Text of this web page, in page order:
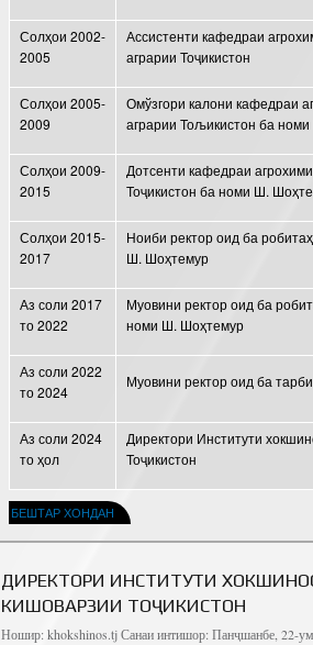
Солҳои 2002-
2005
Ассистенти кафедраи
аграрии Тоҷикистон
Солҳои 2005-
2009
Омўзгори калони кафедраи
аграрии Тољикистон ба
Солҳои 2009-
2015
Дотсенти кафедраи
Тоҷикистон ба номи Ш.
Солҳои 2015-
2017
Ноиби ректор оид ба
Ш. Шоҳтемур
Аз соли 2017
то 2022
Муовини ректор оид ба
номи Ш. Шоҳтемур
Аз соли 2022
то 2024
Муовини ректор оид ба
Аз соли 2024
то ҳол
Директори Институти
Тоҷикистон
БЕШТАР ХОНДАН
ДИРЕКТОРИ ИНСТИТУТИ
КИШОВАРЗИИ ТОҶИКИСТОН
Ношир:khokshinos.tjСанаи интишор: Панҷшанбе, 22-